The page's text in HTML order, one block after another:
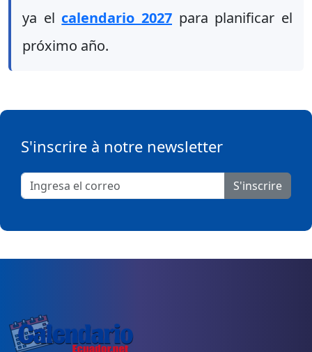
ya el calendario 2027 para planificar el
próximo año.
S'inscrire à notre newsletter
S'inscrire